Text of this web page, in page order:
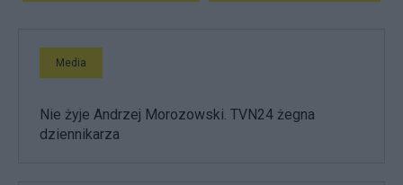
Media
Nie żyje Andrzej Morozowski. TVN24 żegna
dziennikarza